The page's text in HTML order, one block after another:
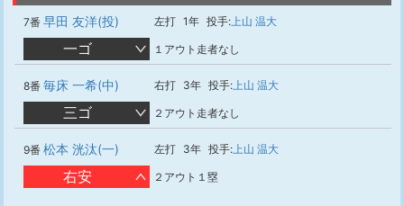
7番 早田 友洋(投) 左打 1年 投手:上山 温大
一ゴ １アウト走者なし
8番 毎床 一希(中) 右打 3年 投手:上山 温大
三ゴ ２アウト走者なし
9番 松本 洸汰(一) 左打 3年 投手:上山 温大
右安 ２アウト１塁